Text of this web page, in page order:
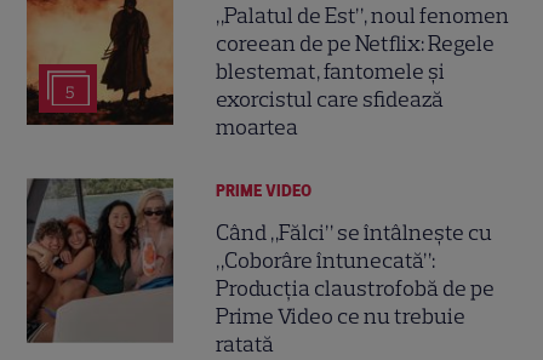
5
„Palatul de Est”, noul fenomen
coreean de pe Netflix: Regele
blestemat, fantomele și
exorcistul care sfidează
moartea
PRIME VIDEO
Când „Fălci” se întâlnește cu
„Coborâre întunecată”:
Producția claustrofobă de pe
Prime Video ce nu trebuie
ratată